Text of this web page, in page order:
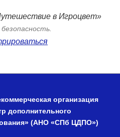
в Игроцвет»
организация
дополнительного
(АНО «СПб ЦДПО»)